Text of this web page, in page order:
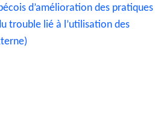
d’amélioration des pratiques
trouble lié à l’utilisation des